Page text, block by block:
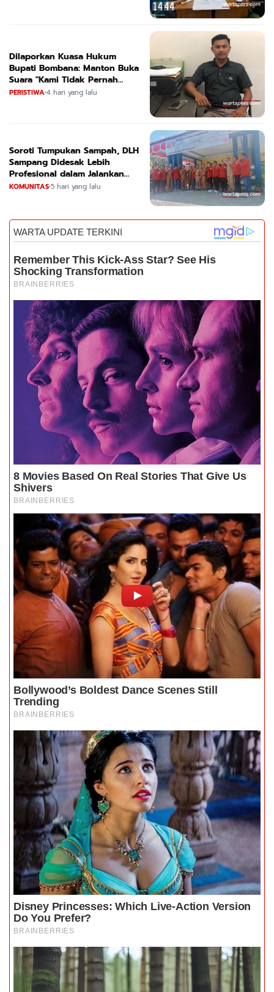
Dilaporkan Kuasa Hukum
Bupati Bombana: Manton Buka
Suara "Kami Tidak Pernah
Menutup Ruang Hak Jawab"
PERISTIWA•4 hari yang lalu
Soroti Tumpukan Sampah, DLH
Sampang Didesak Lebih
Profesional dalam Jalankan
Tugas
KOMUNITAS•5 hari yang lalu